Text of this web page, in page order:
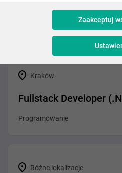
Kraków
Fullstack Developer
Programowanie
Różne lokalizacje
Zaakceptuj